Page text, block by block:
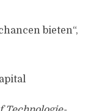
bieten“,